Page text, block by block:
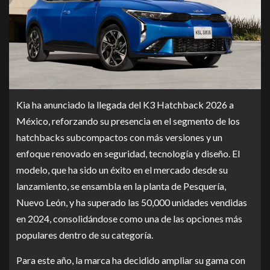
Kia ha anunciado la llegada del K3 Hatchback 2026 a
México, reforzando su presencia en el segmento de los
hatchbacks subcompactos con más versiones y un
enfoque renovado en seguridad, tecnología y diseño. El
modelo, que ha sido un éxito en el mercado desde su
lanzamiento, se ensambla en la planta de Pesquería,
Nuevo León, y ha superado las 50,000 unidades vendidas
en 2024, consolidándose como una de las opciones más
populares dentro de su categoría.
Para este año, la marca ha decidido ampliar su gama con